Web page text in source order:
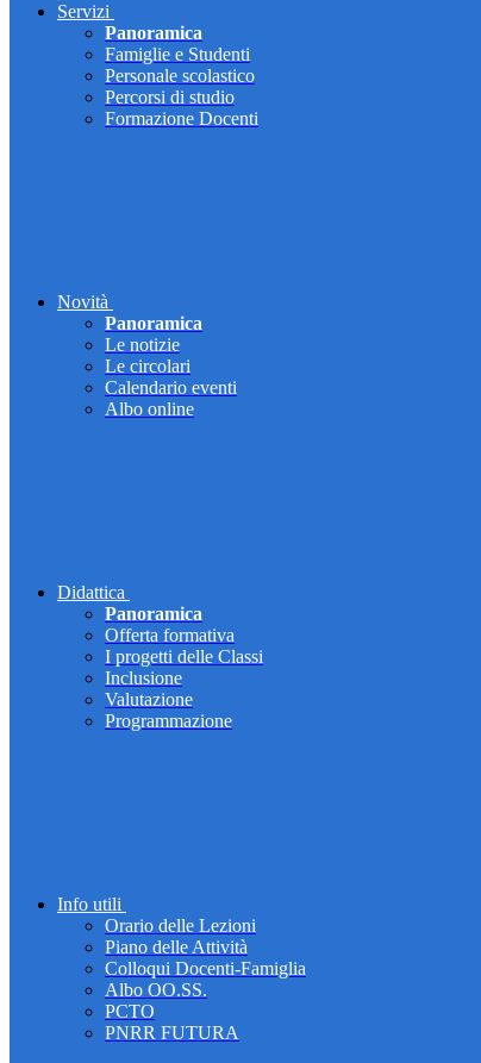
Servizi
Panoramica
Famiglie e Studenti
Personale scolastico
Percorsi di studio
Formazione Docenti
Novità
Panoramica
Le notizie
Le circolari
Calendario eventi
Albo online
Didattica
Panoramica
Offerta formativa
I progetti delle Classi
Inclusione
Valutazione
Programmazione
Info utili
Orario delle Lezioni
Piano delle Attività
Colloqui Docenti-Famiglia
Albo OO.SS.
PCTO
PNRR FUTURA